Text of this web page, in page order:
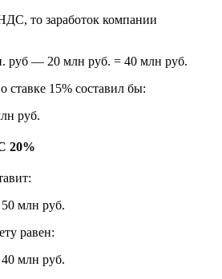
то заработок компании
руб — 20 млн руб. = 40 млн руб.
15% составил бы:
руб.
20%
млн руб.
равен:
млн руб.